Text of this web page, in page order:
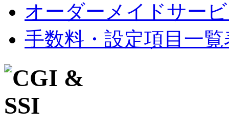
オーダーメイドサー
手数料・設定項目一覧